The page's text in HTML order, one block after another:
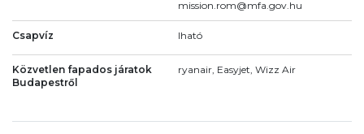
mission.rom@mfa.gov.hu
Csapvíz Iható
Közvetlen fapados járatok
Budapestről
ryanair, Easyjet, Wizz Air